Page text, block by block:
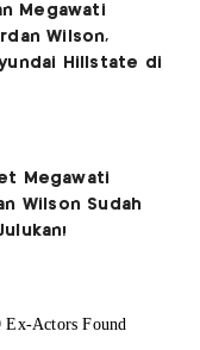
Megawati
Wilson,
Hillstate di
Megawati
Wilson Sudah